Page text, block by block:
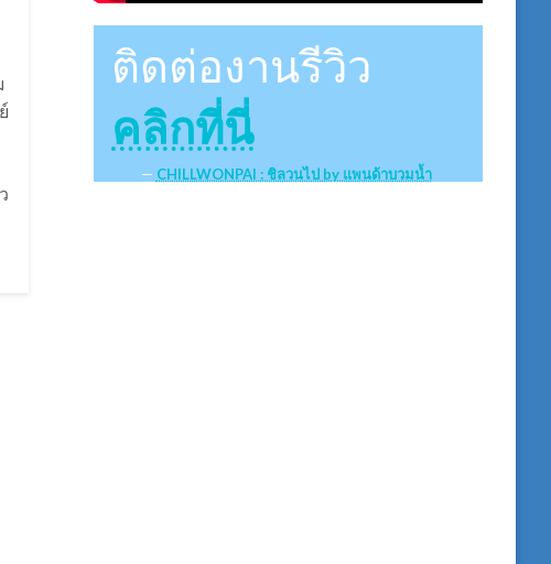
ติดต่องานรีวิว
คลิกที่นี่
CHILLWONPAI : ชิลวนไป by แพนด้าบวมน้ำ